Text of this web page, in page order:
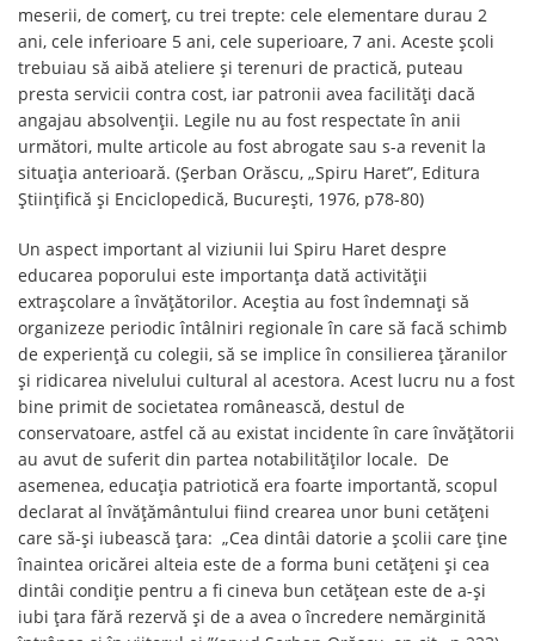
meserii, de comerț, cu trei trepte: cele elementare durau 2
ani, cele inferioare 5 ani, cele superioare, 7 ani. Aceste școli
trebuiau să aibă ateliere și terenuri de practică, puteau
presta servicii contra cost, iar patronii avea facilități dacă
angajau absolvenții. Legile nu au fost respectate în anii
următori, multe articole au fost abrogate sau s-a revenit la
situația anterioară. (Șerban Orăscu, „Spiru Haret”, Editura
Științifică și Enciclopedică, București, 1976, p78-80)
Un aspect important al viziunii lui Spiru Haret despre
educarea poporului este importanța dată activității
extrașcolare a învățătorilor. Aceștia au fost îndemnați să
organizeze periodic întâlniri regionale în care să facă schimb
de experiență cu colegii, să se implice în consilierea țăranilor
și ridicarea nivelului cultural al acestora. Acest lucru nu a fost
bine primit de societatea românească, destul de
conservatoare, astfel că au existat incidente în care învățătorii
au avut de suferit din partea notabilităților locale. De
asemenea, educația patriotică era foarte importantă, scopul
declarat al învățământului fiind crearea unor buni cetățeni
care să-și iubească țara: „Cea dintâi datorie a școlii care ține
înaintea oricărei alteia este de a forma buni cetățeni și cea
dintâi condiție pentru a fi cineva bun cetățean este de a-și
iubi țara fără rezervă și de a avea o încredere nemărginită